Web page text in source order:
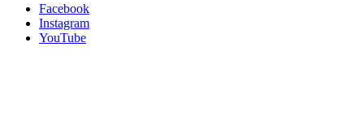
Facebook
Instagram
YouTube